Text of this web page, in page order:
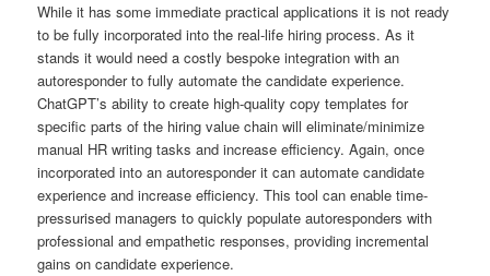
While it has some immediate practical applications it is not ready
to be fully incorporated into the real-life hiring process. As it
stands it would need a costly bespoke integration with an
autoresponder to fully automate the candidate experience.
ChatGPT’s ability to create high-quality copy templates for
specific parts of the hiring value chain will eliminate/minimize
manual HR writing tasks and increase efficiency. Again, once
incorporated into an autoresponder it can automate candidate
experience and increase efficiency. This tool can enable time-
pressurised managers to quickly populate autoresponders with
professional and empathetic responses, providing incremental
gains on candidate experience.